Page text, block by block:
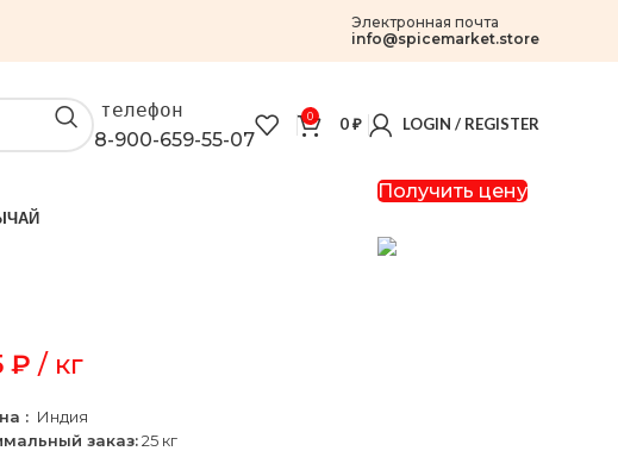
Электронная почта
info@spicemarket.store
телефон
8-900-659-55-07
0 0₽ LOGIN / REGISTER
ЧАЙ
Получить цену
₽ / кг
: Индия
заказ:25 кг